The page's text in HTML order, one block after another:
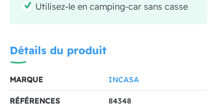
Utilisez-le en camping-car sans casse
Détails du produit
MARQUE INCASA
RÉFÉRENCES
84348